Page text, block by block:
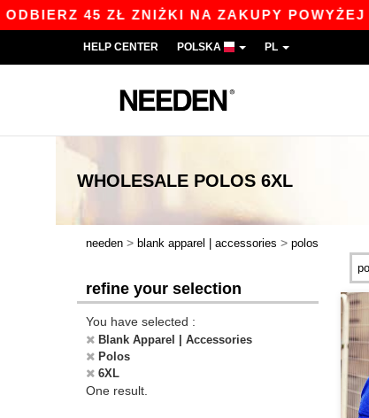
45 ZŁ ZNIŻKI NA ZAKUPY POWYŻEJ
HELP CENTER POLSKA PL
WHOLESALE POLOS 6XL
needen > blank apparel | accessories > polos
refine your selection
You have selected :
Blank Apparel | Accessories
Polos
6XL
One result.